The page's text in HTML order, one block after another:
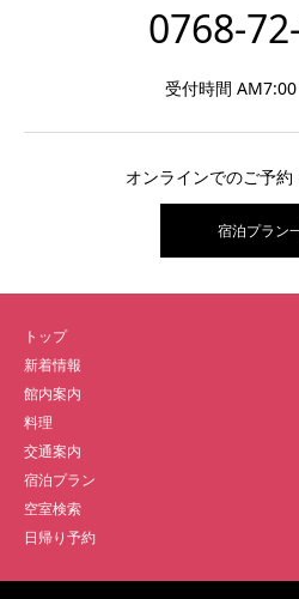
0768-
受付時間
オンラインでのご予
宿泊プラン
トップ
新着情報
館内案内
料理
交通案内
宿泊プラン
空室検索
日帰り予約